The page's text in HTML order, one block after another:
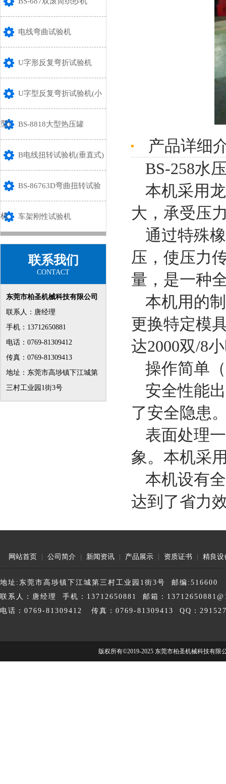
电线弯曲试验机
U字形反复弯折试验机
U字型反复弯折试验机(小
型) BS-8818大型热压罐
B电线扭转试验机(垂直式)
BS-86763D弯曲扭转试验
机 车架刚性试验机
联系我们
CONTACT
东莞市柏圣机械科技有限公司
联系人：唐经理
手机：13712650881
电话：0769-81309412
传真：0769-81309413
地址：东莞市高埗镇下江城第
三村工业园1街3号
产品详细
BS-258水
本机采用
大，承受压
通过特殊
压，使压力
量，是一种
本机用的
更换特定模
达2000双/8
操作简单
安全性能
了安全隐患
表面处理
象。本机采
本机设有
达到了省力
网站首页 公司简介 新闻资讯 产品展示 资质证书 精良设
地址:东莞市高埗镇下江城第三村工业园1街3号 邮编:516600
联系人：唐经理 手机：13712650881 邮箱：
电话：0769-81309412 传真：0769-81309413 QQ：
版权所有©2019-2025 东莞市柏圣机械科技有限